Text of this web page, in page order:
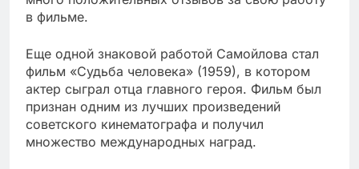
в фильме.
Еще одной знаковой работой Самойлова стал
фильм «Судьба человека» (1959), в котором
актер сыграл отца главного героя. Фильм был
признан одним из лучших произведений
советского кинематографа и получил
множество международных наград.